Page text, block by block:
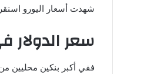
شهدت أسعار اليورو
سعر
ففي أكبر بنكين محليين